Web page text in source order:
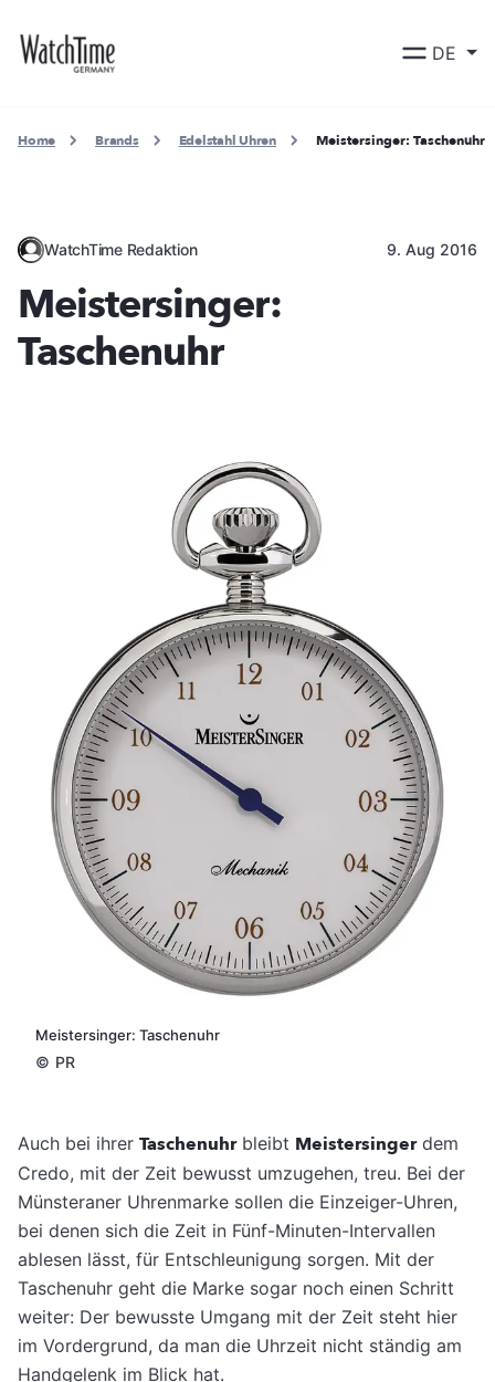
DE
Home Brands Edelstahl Uhren Meistersinger: Taschenuhr
WatchTime Redaktion 9. Aug 2016
Meistersinger:
Taschenuhr
Meistersinger: Taschenuhr
© PR
Auch bei ihrer Taschenuhrbleibt Meistersingerdem
Credo, mit der Zeit bewusst umzugehen, treu. Bei der
Münsteraner Uhrenmarke sollen die Einzeiger-Uhren,
bei denen sich die Zeit in Fünf-Minuten-Intervallen
ablesen lässt, für Entschleunigung sorgen. Mit der
Taschenuhr geht die Marke sogar noch einen Schritt
weiter: Der bewusste Umgang mit der Zeit steht hier
im Vordergrund, da man die Uhrzeit nicht ständig am
Handgelenk im Blick hat.